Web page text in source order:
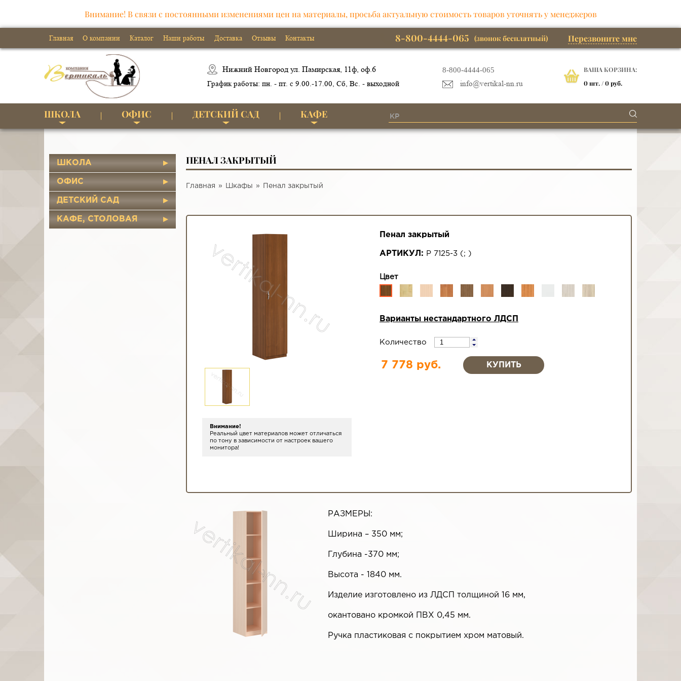
Внимание! В связи с постоянными изменениями цен на материалы, просьба актуальную стоимость товаров уточнять у менеджеров
Главная О компании Каталог Наши работы Доставка Отзывы Контакты 8-800-4444-065 (звонок бесплатный) Перезвоните мне
Нижний Новгород ул. Памирская, 11ф, оф.6
График работы: пн. - пт. с 9.00.-17.00, Сб, Вс. - выходной
8-800-4444-065
info@vertikal-nn.ru
ВАША КОРЗИНА:
0шт. /0 руб.
ШКОЛА ОФИС ДЕТСКИЙ САД КАФЕ
ШКОЛА
ОФИС
ДЕТСКИЙ САД
КАФЕ, СТОЛОВАЯ
ПЕНАЛ ЗАКРЫТЫЙ
Главная Шкафы Пенал закрытый
Внимание!
Реальный цвет материалов может отличаться
по тону в зависимости от настроек вашего
монитора!
Пенал закрытый
АРТИКУЛ: Р 7125-3 ( ; )
Цвет
Варианты нестандартного ЛДСП
Количество
7 778 руб.
РАЗМЕРЫ:
Ширина – 350 мм;
Глубина -370 мм;
Высота - 1840 мм.
Изделие изготовлено из ЛДСП толщиной 16 мм,
окантовано кромкой ПВХ 0,45 мм.
Ручка пластиковая с покрытием хром матовый.